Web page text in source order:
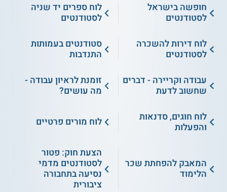
חופשה בישראל
לסטודנטים
לוח ספרים יד שניה
לסטודנטים
לוח דירות להשכרה
לסטודנטים
סטודנטים בעמותות
התנדבות
עבודה וקריירה - דברים
שחשוב לדעת
זומנת לראיון עבודה -
מה עושים?
לוח חוגים, סדנאות
והפעלות
לוח מורים פרטיים
המאבק להפחתת שכר
הלימוד
הצעת חוק: פטור
לסטודנטים מדמי
נסיעה בתחבורה
ציבורית